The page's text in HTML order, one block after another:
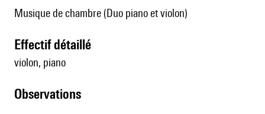
Musique de chambre (Duo piano et violon)
effectif détaillé
violon, piano
observations